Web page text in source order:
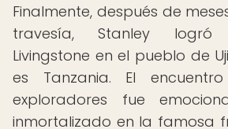
Finalmente, después de
travesía, Stanley
Livingstone en el pueblo de
es Tanzania. El
exploradores fue
inmortalizado en la famosa